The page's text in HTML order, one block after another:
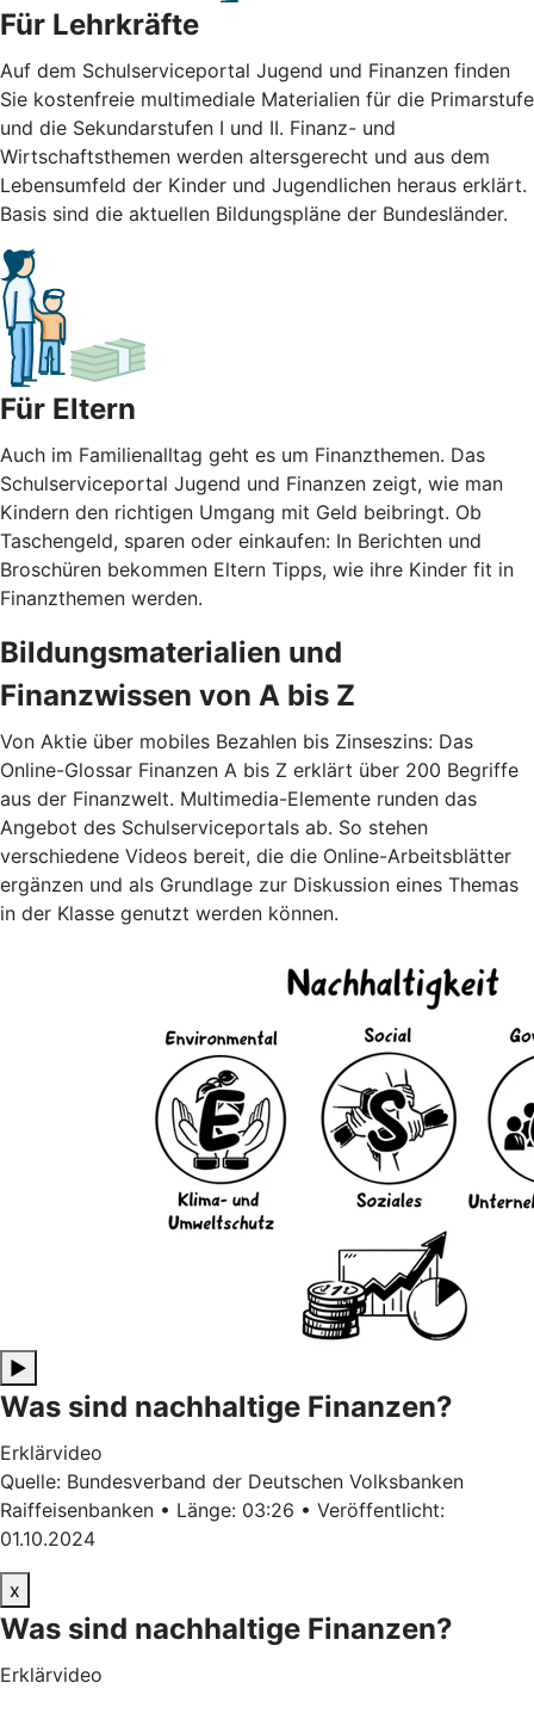
Für Lehrkräfte
Auf dem Schulserviceportal Jugend und Finanzen finden
Sie kostenfreie multimediale Materialien für die Primarstufe
und die Sekundarstufen I und II. Finanz- und
Wirtschaftsthemen werden altersgerecht und aus dem
Lebensumfeld der Kinder und Jugendlichen heraus erklärt.
Basis sind die aktuellen Bildungspläne der Bundesländer.
Für Eltern
Auch im Familienalltag geht es um Finanzthemen. Das
Schulserviceportal Jugend und Finanzen zeigt, wie man
Kindern den richtigen Umgang mit Geld beibringt. Ob
Taschengeld, sparen oder einkaufen: In Berichten und
Broschüren bekommen Eltern Tipps, wie ihre Kinder fit in
Finanzthemen werden.
Bildungsmaterialien und
Finanzwissen von A bis Z
Von Aktie über mobiles Bezahlen bis Zinseszins: Das
Online-Glossar Finanzen A bis Z erklärt über 200 Begriffe
aus der Finanzwelt. Multimedia-Elemente runden das
Angebot des Schulserviceportals ab. So stehen
verschiedene Videos bereit, die die Online-Arbeitsblätter
ergänzen und als Grundlage zur Diskussion eines Themas
in der Klasse genutzt werden können.
▶
Was sind nachhaltige Finanzen?
Erklärvideo
Quelle: Bundesverband der Deutschen Volksbanken
Raiffeisenbanken • Länge: 03:26 • Veröffentlicht:
01.10.2024
x
Was sind nachhaltige Finanzen?
Erklärvideo